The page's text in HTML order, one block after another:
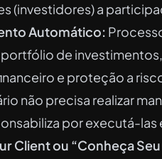
(investidores) a
Automático:
de
e proteção a
não precisa realizar
por executá-
Client ou “Conheça